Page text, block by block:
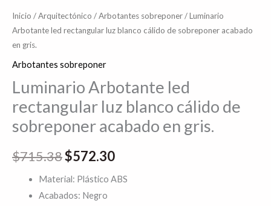
Inicio /Arquitectónico /Arbotantes sobreponer/ Luminario
Arbotante led rectangular luz blanco cálido de sobreponer acabado
en gris.
Arbotantes sobreponer
Luminario Arbotante led
rectangular luz blanco cálido de
sobreponer acabado en gris.
$715.38$572.30
Material: Plástico ABS
Acabados: Negro
acabado
en
gris.
cantidad